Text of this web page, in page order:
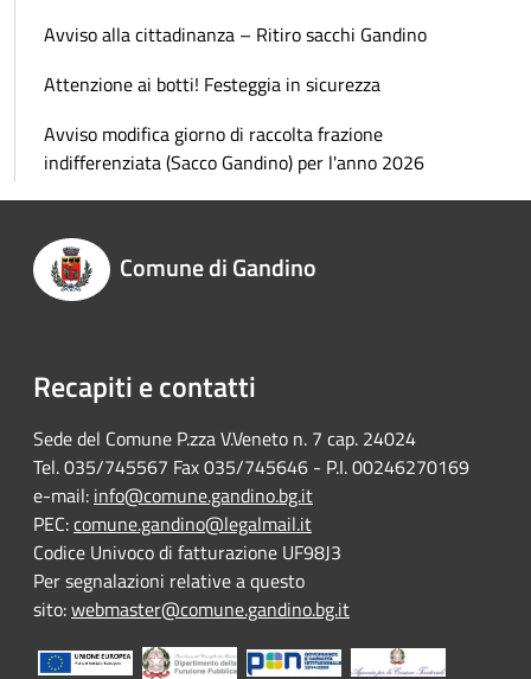
Avviso alla cittadinanza – Ritiro sacchi Gandino
Attenzione ai botti! Festeggia in sicurezza
Avviso modifica giorno di raccolta frazione
indifferenziata (Sacco Gandino) per l'anno 2026
Comune di Gandino
Recapiti e contatti
Sede del Comune P.zza V.Veneto n. 7 cap. 24024
Tel. 035/745567 Fax 035/745646 - P.I. 00246270169
e-mail: info@comune.gandino.bg.it
PEC:comune.gandino@legalmail.it
Codice Univoco di fatturazione UF98J3
Per segnalazioni relative a questo
sito:webmaster@comune.gandino.bg.it